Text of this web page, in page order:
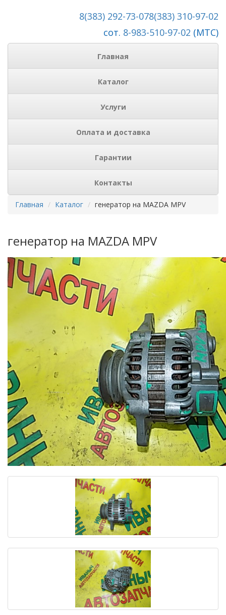
8(383) 310-97-02
8(383) 292-73-07
сот. 8-983-510-97-02 (МТС)
Главная
Каталог
Услуги
Оплата и доставка
Гарантии
Контакты
Главная Каталог генератор на MAZDA MPV
генератор на MAZDA MPV